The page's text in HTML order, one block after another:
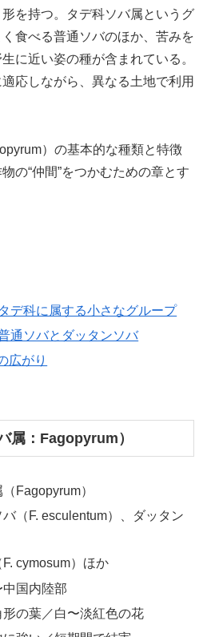
を持つ。タデ科ソバ属というグ
食べる普通ソバのほか、苦みを
に近い姿の種が含まれている。
応しながら、異なる土地で利用
）の基本的な種類と特徴
の“仲間”をつかむための章とす
デ科に属する小さなグループ
通ソバとダッタンソバ
広がり
属：Fagopyrum）
Fagopyrum）
（F. esculentum）、ダッタン
cymosum）ほか
中国内陸部
の葉／白〜淡紅色の花